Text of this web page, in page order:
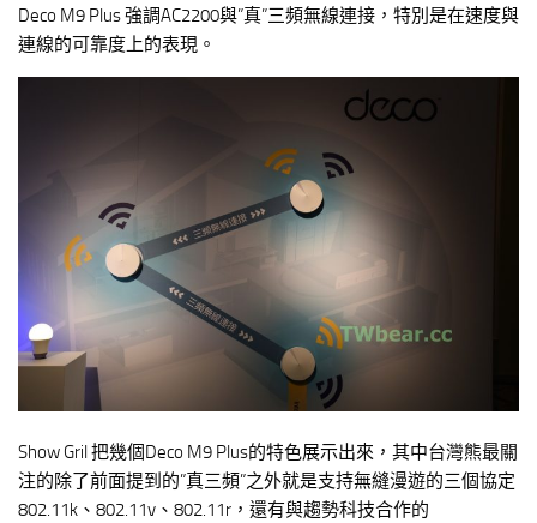
Deco M9 Plus 強調AC2200與”真”三頻無線連接，特別是在速度與
連線的可靠度上的表現。
Show Gril 把幾個Deco M9 Plus的特色展示出來，其中台灣熊最關
注的除了前面提到的”真三頻”之外就是支持無縫漫遊的三個協定
802.11k、802.11v、802.11r，還有與趨勢科技合作的